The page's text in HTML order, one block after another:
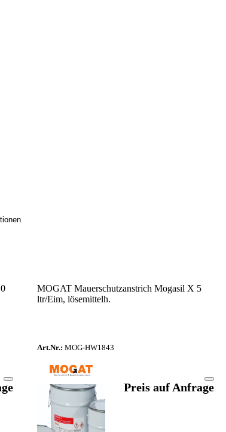
MOGAT Mauerschutzanstrich Mogasil X 5
ltr/Eim, lösemittelh.
Art.Nr.: MOG-HW1843
Preis auf Anfrage